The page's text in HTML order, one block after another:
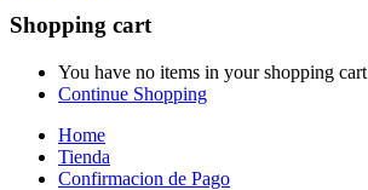
Shopping cart
You have no items in your shopping cart
Continue Shopping
Home
Tienda
Confirmacion de Pago